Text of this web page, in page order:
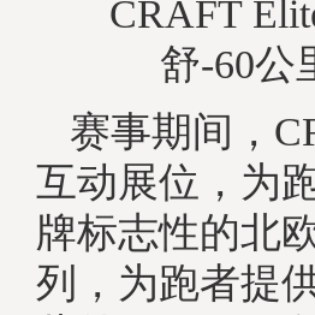
CRAFT
舒-60公
赛事期间，
互动展位，为
牌标志性的北
列，为跑者提